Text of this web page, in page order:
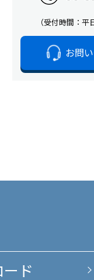
（受付時間：平
お問
ド